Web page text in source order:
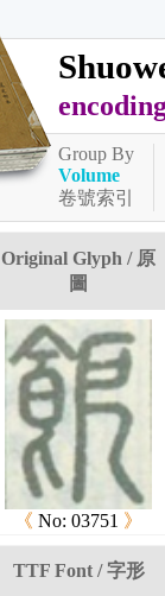
Group By
Volume
卷號索引
Original Glyph / 原
圖
《 No: 03751 》
TTF Font / 字形